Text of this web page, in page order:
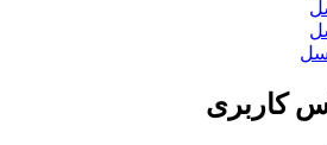
کاربری